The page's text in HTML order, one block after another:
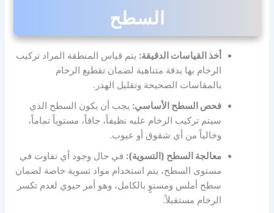
السطح
أخذ القياسات الدقيقة: يتم قياس المنطقة المراد تركيب
الرخام بها بدقة متناهية لضمان تقطيع الرخام
بالمقاسات الصحيحة وتقليل الهدر.
فحص السطح الأساسي: يجب أن يكون السطح الذي
سيتم تركيب الرخام عليه نظيفاً، جافاً، مستوياً تماماً،
وخالياً من أي شقوق أو عيوب.
معالجة السطح (التسوية): في حال وجود أي تفاوت في
مستوى السطح، يتم استخدام مواد تسوية خاصة لضمان
سطح أملس ومستوٍ بالكامل، وهو أمر حيوي لعدم تكسر
الرخام مستقبلاً.